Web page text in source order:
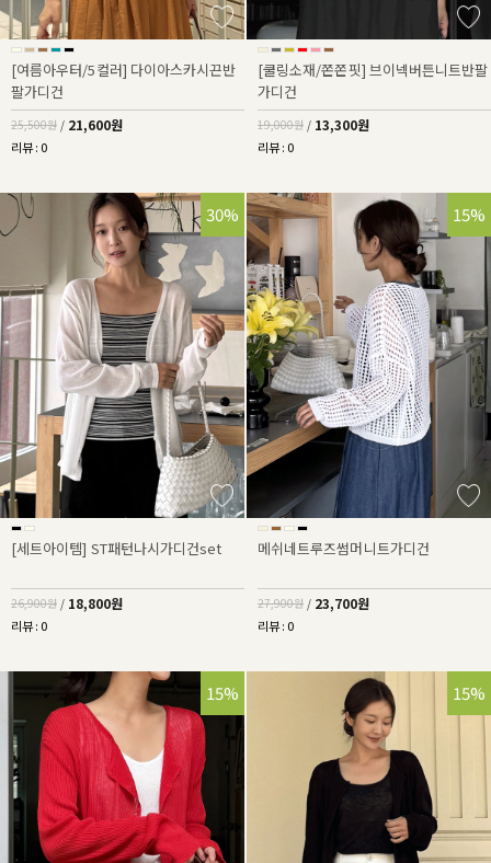
[여름아우터/5컬러] 다이아스카시끈반
팔가디건
25,500원 / 21,600원
리뷰 : 0
[쿨링소재/쫀쫀핏] 브이넥버튼니트반팔
가디건
19,000원 / 13,300원
리뷰 : 0
30%
[세트아이템] ST패턴나시가디건set
26,900원 / 18,800원
리뷰 : 0
15%
메쉬네트루즈썸머니트가디건
27,900원 / 23,700원
리뷰 : 0
15% 15%